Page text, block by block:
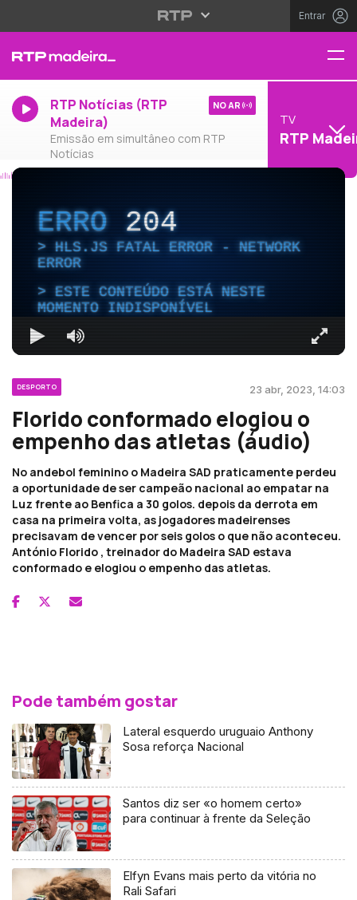
Entrar
RTP Notícias (RTP
Madeira)
Emissão em simultâneo com RTP
Notícias
NO AR
TV
RTP
ERRO204
HLS.JS FATAL ERROR - NETWORK
ERROR
ESTE CONTEÚDO ESTÁ NESTE
MOMENTO INDISPONÍVEL
DESPORTO 23 abr, 2023, 14:03
Florido conformado elogiou o
empenho das atletas (áudio)
No andebol feminino o Madeira SAD praticamente perdeu
a oportunidade de ser campeão nacional ao empatar na
Luz frente ao Benfica a 30 golos. depois da derrota em
casa na primeira volta, as jogadores madeirenses
precisavam de vencer por seis golos o que não aconteceu.
António Florido , treinador do Madeira SAD estava
conformado e elogiou o empenho das atletas.
Pode também gostar
Lateral esquerdo uruguaio Anthony
Sosa reforça Nacional
Santos diz ser «o homem certo»
para continuar à frente da Seleção
Elfyn Evans mais perto da vitória no
Rali Safari